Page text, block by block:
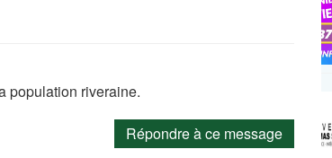
population riveraine.
Répondre à ce message